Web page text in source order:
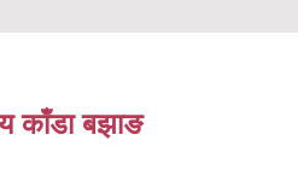
काँडा बझाङ